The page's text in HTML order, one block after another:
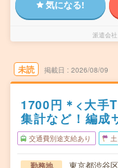
気になる!
派遣会社
未読 掲載日 2026/08/09
1700円＊<大手
集計など！編成
交通費別途支給あり
勤務地
東京都渋谷区